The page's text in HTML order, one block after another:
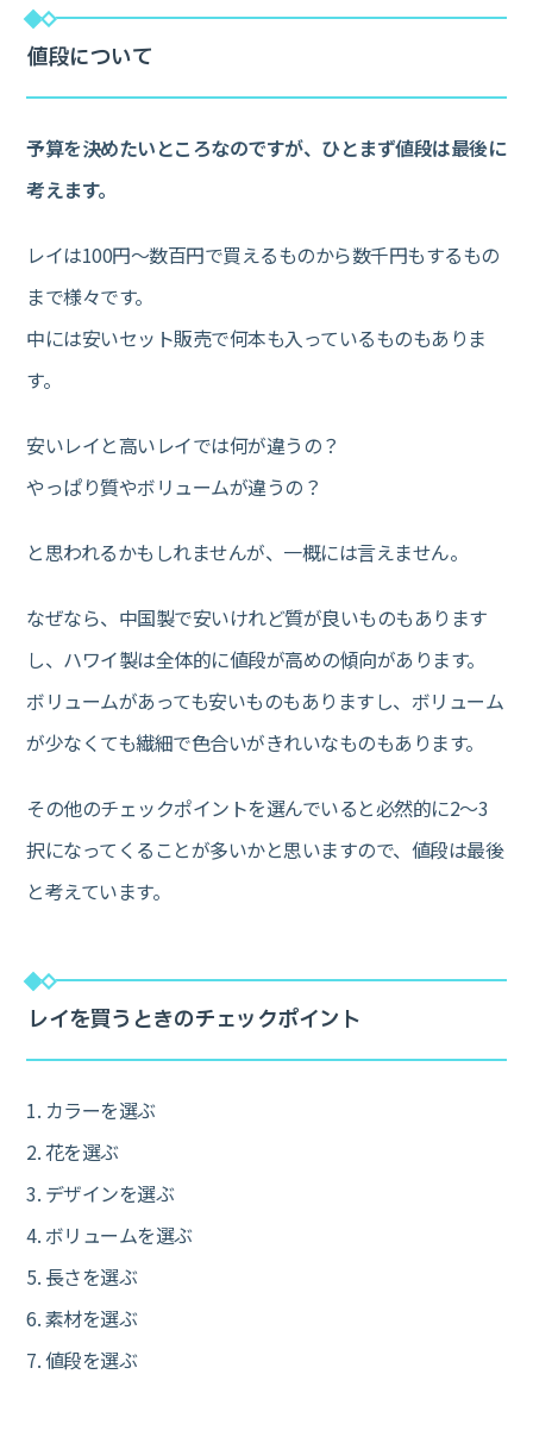
値段について
予算を決めたいところなのですが、ひとまず値段は最後に
考えます。
レイは100円～数百円で買えるものから数千円もするもの
まで様々です。
中には安いセット販売で何本も入っているものもありま
す。
安いレイと高いレイでは何が違うの？
やっぱり質やボリュームが違うの？
と思われるかもしれませんが、一概には言えません。
なぜなら、中国製で安いけれど質が良いものもあります
し、ハワイ製は全体的に値段が高めの傾向があります。
ボリュームがあっても安いものもありますし、ボリューム
が少なくても繊細で色合いがきれいなものもあります。
その他のチェックポイントを選んでいると必然的に2～3
択になってくることが多いかと思いますので、値段は最後
と考えています。
レイを買うときのチェックポイント
1. カラーを選ぶ
2. 花を選ぶ
3. デザインを選ぶ
4. ボリュームを選ぶ
5. 長さを選ぶ
6. 素材を選ぶ
7. 値段を選ぶ